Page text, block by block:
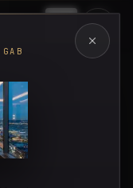
Menü